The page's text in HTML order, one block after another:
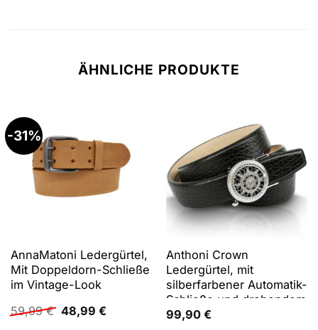
ÄHNLICHE PRODUKTE
-31%
AnnaMatoni Ledergürtel,
Mit Doppeldorn-Schließe
im Vintage-Look
59,99€ Ursprünglicher
Preis
48,99 €Aktueller
Anthoni Crown
Ledergürtel, mit
silberfarbener Automatik-
Schließe und drehendem
Steuerruder
99,90 €